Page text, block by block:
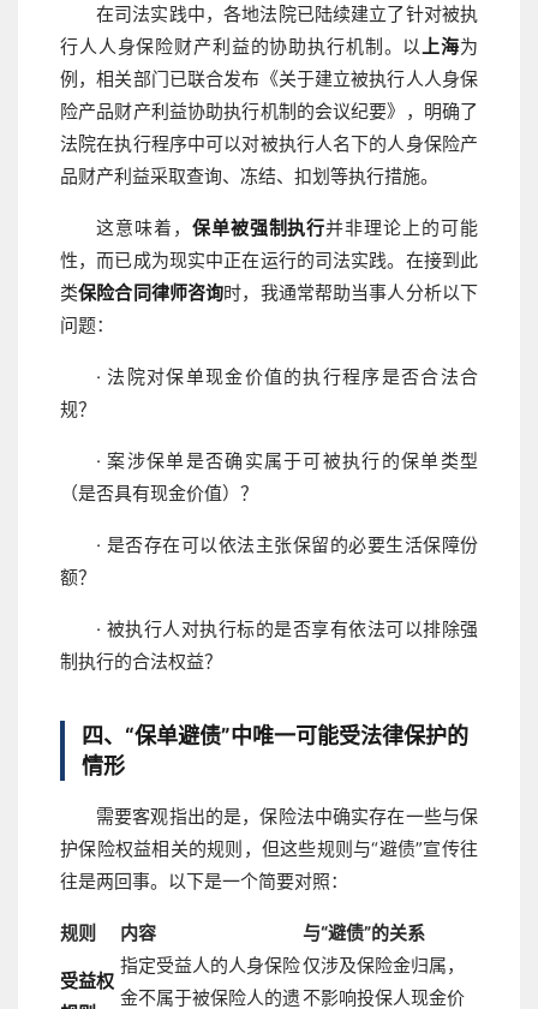
在司法实践中，各地法院已陆续建立了针对被执
行人人身保险财产利益的协助执行机制。以上海为
例，相关部门已联合发布《关于建立被执行人人身保
险产品财产利益协助执行机制的会议纪要》，明确了
法院在执行程序中可以对被执行人名下的人身保险产
品财产利益采取查询、冻结、扣划等执行措施。
这意味着， 保单被强制执行并非理论上的可能
性，而已成为现实中正在运行的司法实践。在接到此
类保险合同律师咨询时，我通常帮助当事人分析以下
问题：
· 法院对保单现金价值的执行程序是否合法合
规？
· 案涉保单是否确实属于可被执行的保单类型
（是否具有现金价值）？
· 是否存在可以依法主张保留的必要生活保障份
额？
· 被执行人对执行标的是否享有依法可以排除强
制执行的合法权益？
四、“保单避债”中唯一可能受法律保护的
情形
需要客观指出的是，保险法中确实存在一些与保
护保险权益相关的规则，但这些规则与“避债”宣传往
往是两回事。以下是一个简要对照：
规则 内容 与“避债”的关系
受益权
指定受益人的人身保险
金不属于被保险人的遗
仅涉及保险金归属，
不影响投保人现金价